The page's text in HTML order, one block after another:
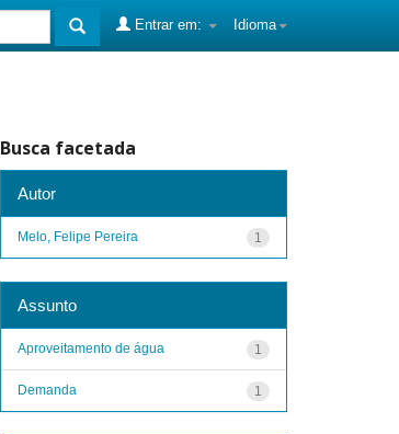
Idioma
Entrar em:
Busca facetada
Autor
1
Melo, Felipe Pereira
Assunto
1
Aproveitamento de água
1
Demanda